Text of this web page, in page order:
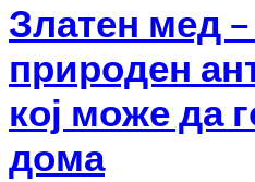
Златен мед
природен
кој може да
дома